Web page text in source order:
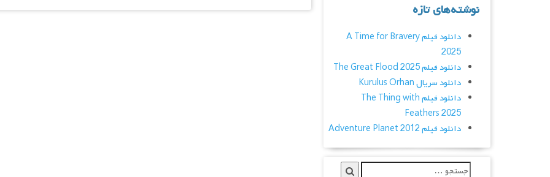
نوشته‌های تازه
دانلود فیلم A Time for Bravery
2025
دانلود فیلم The Great Flood 2025
دانلود سریال Kurulus Orhan
دانلود فیلم The Thing with
Feathers 2025
دانلود فیلم Adventure Planet 2012